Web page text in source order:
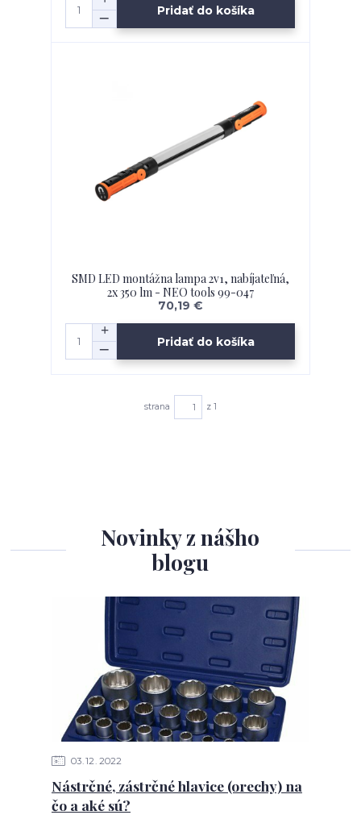
Pridať do košíka
SMD LED montážna lampa 2v1, nabíjateľná,
2x 350 lm - NEO tools 99-047
70,19 €
Pridať do košíka
strana z 1
Novinky z nášho
blogu
03 12 2022
Nástrčné, zástrčné hlavice (orechy) na
čo a aké sú?